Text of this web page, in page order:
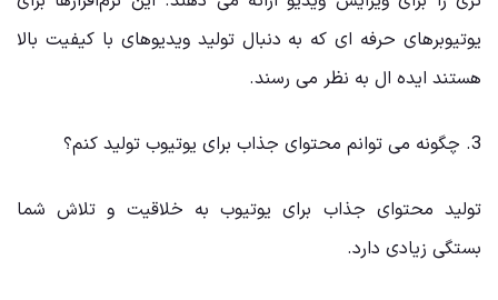
یوتیوبرهای حرفه ‌ای که به دنبال تولید ویدیوهای با کیفیت بالا
هستند ایده ال به نظر می رسند.
3. چگونه می‌ توانم محتوای جذاب برای یوتیوب تولید کنم؟
تولید محتوای جذاب برای یوتیوب به خلاقیت و تلاش شما
بستگی زیادی دارد.